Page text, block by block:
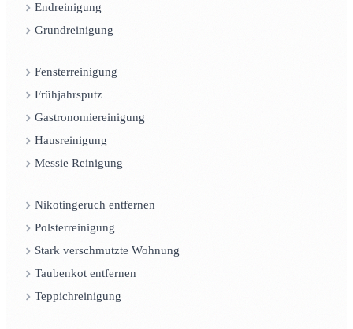
Endreinigung
Grundreinigung
Fensterreinigung
Frühjahrsputz
Gastronomiereinigung
Hausreinigung
Messie Reinigung
Nikotingeruch entfernen
Polsterreinigung
Stark verschmutzte Wohnung
Taubenkot entfernen
Teppichreinigung